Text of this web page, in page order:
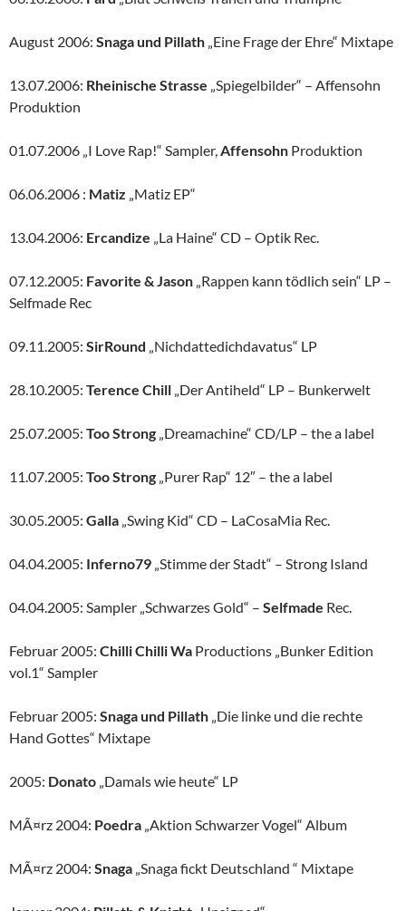
August 2006: Snaga und Pillath „Eine Frage der Ehre“ Mixtape
13.07.2006: Rheinische Strasse „Spiegelbilder“ – Affensohn
Produktion
01.07.2006 „I Love Rap!“ Sampler,Affensohn Produktion
06.06.2006 : Matiz „Matiz EP“
13.04.2006: Ercandize „La Haine“ CD – Optik Rec.
07.12.2005: Favorite & Jason „Rappen kann tödlich sein“ LP –
Selfmade Rec
09.11.2005: SirRound „Nichdattedichdavatus“ LP
28.10.2005: Terence Chill „Der Antiheld“ LP – Bunkerwelt
25.07.2005: Too Strong „Dreamachine“ CD/LP – the a label
11.07.2005: Too Strong „Purer Rap“ 12″ – the a label
30.05.2005: Galla „Swing Kid“ CD – LaCosaMia Rec.
04.04.2005: Inferno79 „Stimme der Stadt“ – Strong Island
04.04.2005: Sampler „Schwarzes Gold“ – Selfmade Rec.
Februar 2005: Chilli Chilli Wa Productions „Bunker Edition
vol.1“ Sampler
Februar 2005: Snaga und Pillath „Die linke und die rechte
Hand Gottes“ Mixtape
2005: Donato „Damals wie heute“ LP
MÃ¤rz 2004: Poedra „Aktion Schwarzer Vogel“ Album
MÃ¤rz 2004: Snaga „Snaga fickt Deutschland “ Mixtape